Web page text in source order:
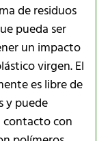
de residuos
pueda ser
un impacto
virgen. El
es libre de
y puede
contacto con